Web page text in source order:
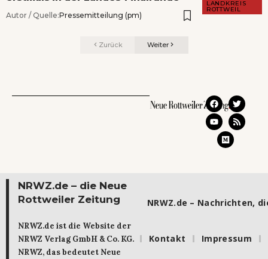
LANDKREIS
ROTTWEIL
Autor / Quelle:Pressemitteilung (pm)
Zurück Weiter
NRWZ.de – die Neue
Rottweiler Zeitung
NRWZ.de ist die Website der
NRWZ Verlag GmbH & Co. KG.
NRWZ, das bedeutet Neue
NRWZ.de – Nachrichten,
Kontakt Impressum